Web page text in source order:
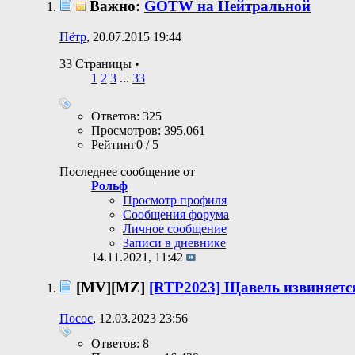
Важно: GOTW на Нейтральной
Пётр, 20.07.2015 19:44
33 Страницы •
1 2 3 ... 33
Ответов: 325
Просмотров: 395,061
Рейтинг0 / 5
Последнее сообщение от
Рольф
Просмотр профиля
Сообщения форума
Личное сообщение
Записи в дневнике
14.11.2021, 11:42
[MV][MZ] [RTP2023] Щавель
Посос, 12.03.2023 23:56
Ответов: 8